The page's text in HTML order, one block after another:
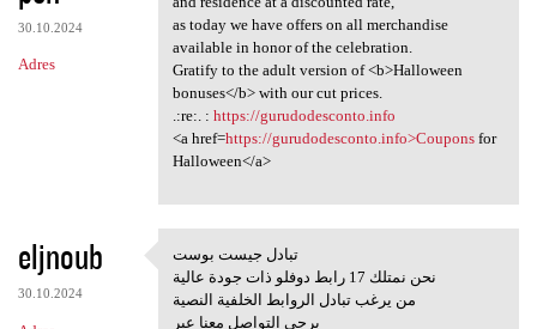
30.10.2024
Adres
as today we have offers on all merchandise
available in honor of the celebration.
Gratify to the adult version of <b>Halloween
bonuses</b> with our cut prices.
.:re:. : https://gurudodesconto.info
<a href=https://gurudodesconto.info>Couponsfor
Halloween</a>
eljnoub
30.10.2024
تبادل جيست بوست
تبادل جيست بوست
نحن نمتلك 17 رابط دوفلو ذات جودة عالية
من يرغب تبادل الروابط الخلفية النصية
يرجي التواصل معنا عبر